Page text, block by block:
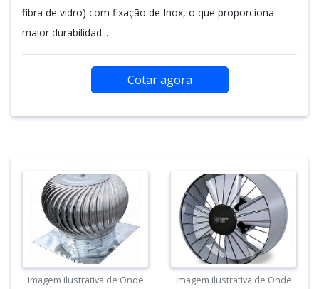
fibra de vidro) com fixação de Inox, o que proporciona
maior durabilidad...
Cotar agora
Imagem ilustrativa de Onde
Imagem ilustrativa de Onde